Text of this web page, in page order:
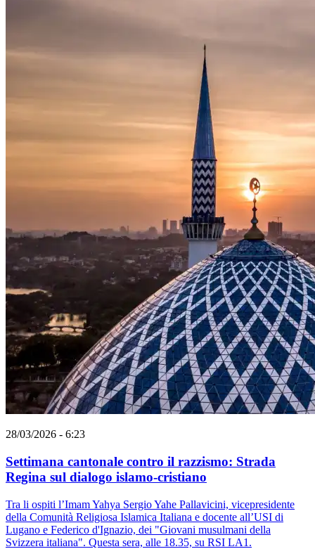
28/03/2026 - 6:23
Settimana cantonale contro il razzismo: Strada
Regina sul dialogo islamo-cristiano
Tra li ospiti l’Imam Yahya Sergio Yahe Pallavicini, vicepresidente
della Comunità Religiosa Islamica Italiana e docente all’USI di
Lugano e Federico d'Ignazio, dei "Giovani musulmani della
Svizzera italiana". Questa sera, alle 18.35, su RSI LA1.